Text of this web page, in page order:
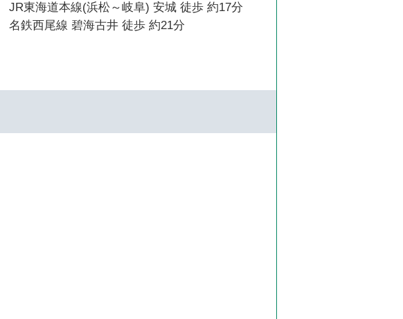
JR東海道本線(浜松～岐阜) 安城 徒歩 約17分
名鉄西尾線 碧海古井 徒歩 約21分